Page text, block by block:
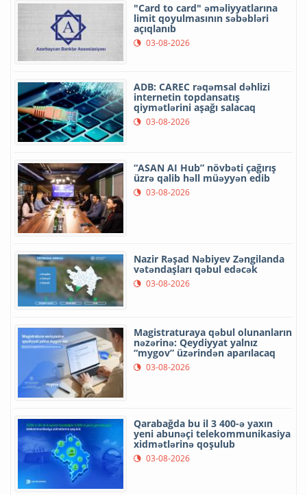
"Card to card" əməliyyatlarına
limit qoyulmasının səbəbləri
açıqlanıb
03-08-2026
ADB: CAREC rəqəmsal dəhlizi
internetin topdansatış
qiymətlərini aşağı salacaq
03-08-2026
“ASAN AI Hub” növbəti çağırış
üzrə qalib həll müəyyən edib
03-08-2026
Nazir Rəşad Nəbiyev Zəngilanda
vətəndaşları qəbul edəcək
03-08-2026
Magistraturaya qəbul olunanların
nəzərinə: Qeydiyyat yalnız
“mygov” üzərindən aparılacaq
03-08-2026
Qarabağda bu il 3 400-ə yaxın
yeni abunəçi telekommunikasiya
xidmətlərinə qoşulub
03-08-2026